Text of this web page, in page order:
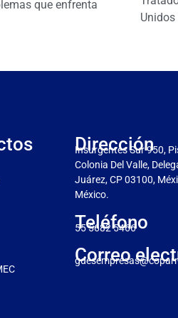
que enfrenta
Unidos
Dirección
Insurgentes Sur 950,
Colonia Del Valle,
Juárez, CP 03100,
México.
Teléfono
55 5682 5466
Correo